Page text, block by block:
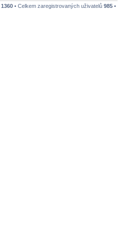
1360 • Celkem zaregistrovaných uživatelů 985 •